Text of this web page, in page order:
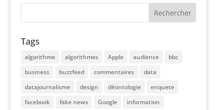
Tags
algorithme algorithmes Apple audience
bbc
business
buzzfeed commentaires
data
datajournalisme
design déontologie
enquete
facebook
fake news Google
information